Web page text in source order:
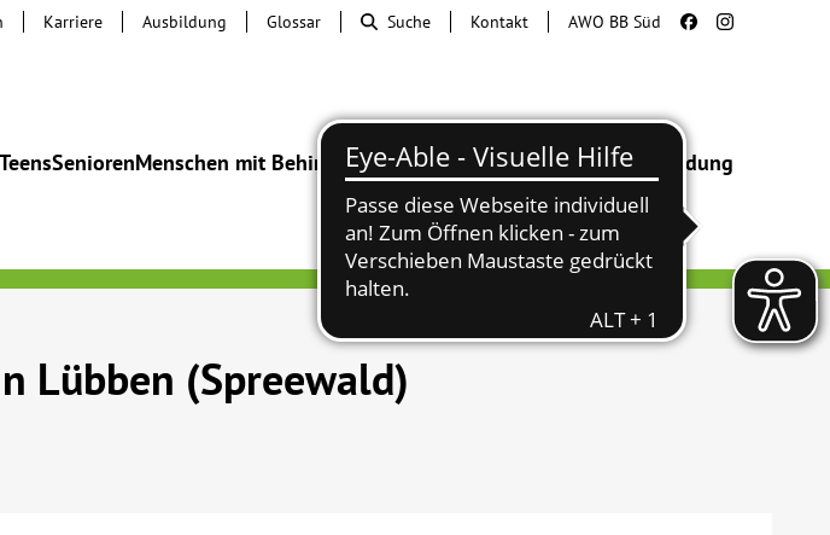
SeniorenMenschen mit BehinderungBeratung & HilfeBegegnung Bildung
Karriere Ausbildung Glossar Suche Kontakt AWO BB Süd
Lübben (Spreewald)